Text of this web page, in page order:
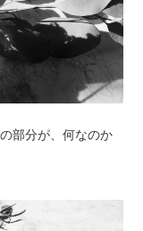
部分が、何なのか